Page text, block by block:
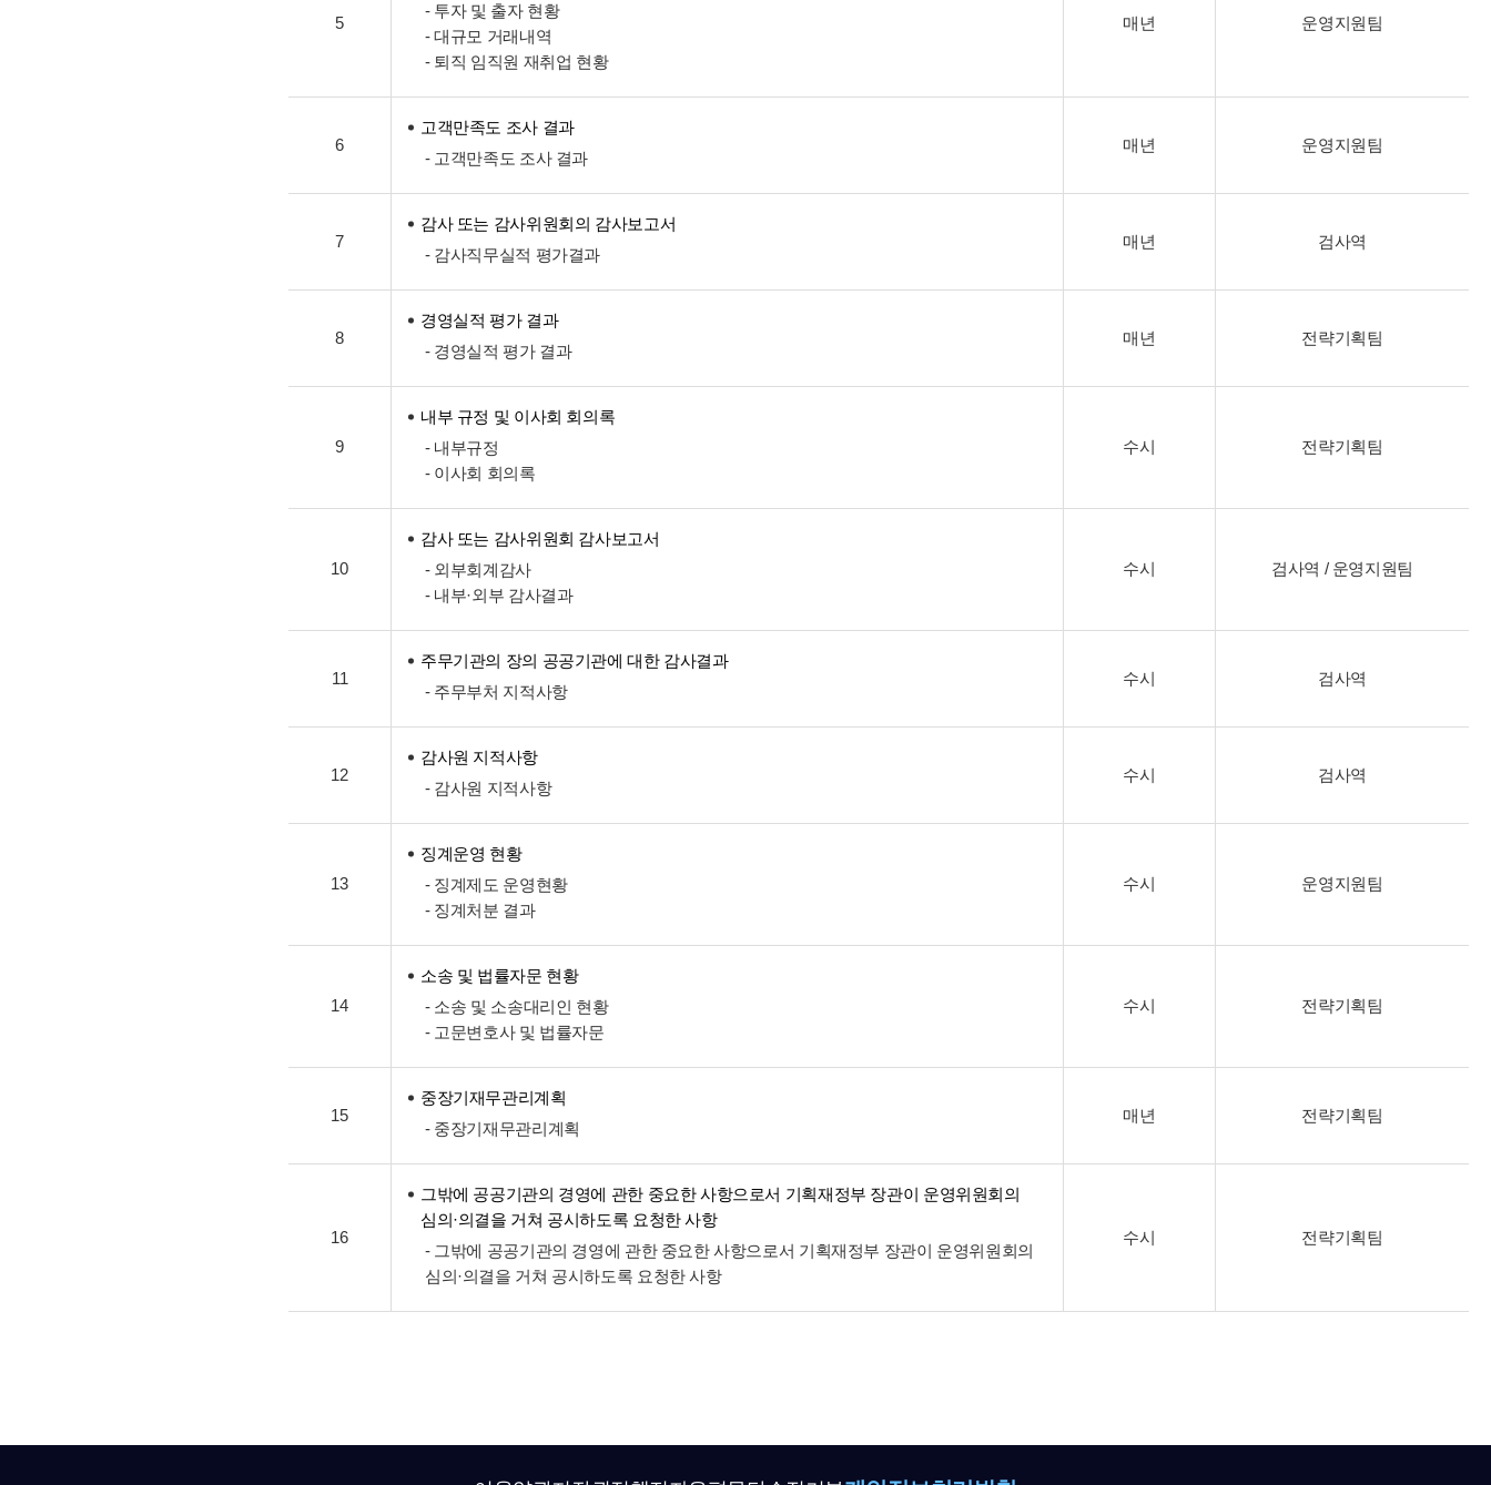
5
- 투자 및 출자 현황
- 대규모 거래내역
- 퇴직 임직원 재취업 현황
매년 운영지원팀
6
고객만족도 조사 결과
- 고객만족도 조사 결과
매년 운영지원팀
7
감사 또는 감사위원회의 감사보고서
- 감사직무실적 평가결과
매년 검사역
8
경영실적 평가 결과
- 경영실적 평가 결과
매년 전략기획팀
9
내부 규정 및 이사회 회의록
- 내부규정
- 이사회 회의록
수시 전략기획팀
10
감사 또는 감사위원회 감사보고서
- 외부회계감사
- 내부·외부 감사결과
수시 검사역 / 운영지원팀
11
주무기관의 장의 공공기관에 대한 감사결과
- 주무부처 지적사항
수시 검사역
12
감사원 지적사항
- 감사원 지적사항
수시 검사역
13
징계운영 현황
- 징계제도 운영현황
- 징계처분 결과
수시 운영지원팀
14
소송 및 법률자문 현황
- 소송 및 소송대리인 현황
- 고문변호사 및 법률자문
수시 전략기획팀
15
중장기재무관리계획
- 중장기재무관리계획
매년 전략기획팀
16
그밖에 공공기관의 경영에 관한 중요한 사항으로서 기획재정부 장관이 운영위원회의
심의·의결을 거쳐 공시하도록 요청한 사항
- 그밖에 공공기관의 경영에 관한 중요한 사항으로서 기획재정부 장관이 운영위원회의
심의·의결을 거쳐 공시하도록 요청한 사항
수시 전략기획팀